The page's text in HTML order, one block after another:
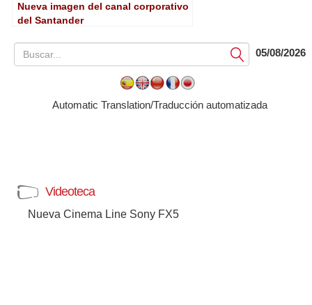
Nueva imagen del canal corporativo
del Santander
Submit05/08/2026
Automatic Translation/Traducción automatizada
Videoteca
Nueva Cinema Line Sony FX5